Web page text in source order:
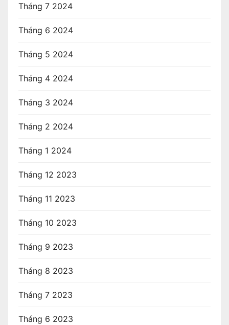
Tháng 7 2024
Tháng 6 2024
Tháng 5 2024
Tháng 4 2024
Tháng 3 2024
Tháng 2 2024
Tháng 1 2024
Tháng 12 2023
Tháng 11 2023
Tháng 10 2023
Tháng 9 2023
Tháng 8 2023
Tháng 7 2023
Tháng 6 2023